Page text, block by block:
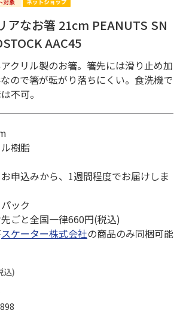
アなお箸 21cm PEANUTS SN
AAC45
クリル製のお箸。箸先には滑り止め加
ので箸が転がり落ちにくい。食洗機で
不可。
樹脂
申込みから、1週間程度でお届けしま
ック
ごと全国一律660円(税込)
スケーター株式会社の商品のみ同梱可能
込)